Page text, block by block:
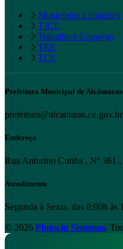
Municípios Licitações
TJCE
Trabalho e Emprego
TRE
TCE
Prefeitura Municipal de Alcântaras
prefeitura@alcantaras.ce.gov.br
Endereço
Rua Anturino Cunha , Nº 361
Atendimento
Segunda à Sexta. das 8:00h às
© 2026 Plugwin Sistemas.